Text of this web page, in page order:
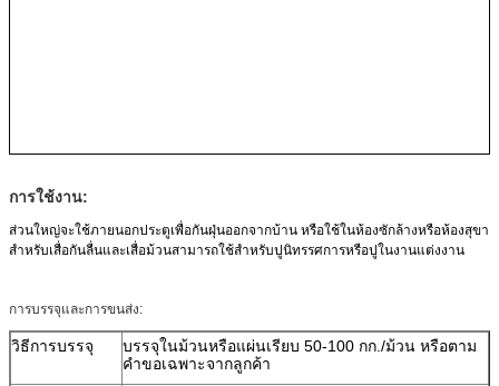
การใช้งาน:
ส่วนใหญ่จะใช้ภายนอกประตูเพื่อกันฝุ่นออกจากบ้าน หรือใช้ในห้องซักล้างหรือห้องสุขา
สำหรับเสื่อกันลื่นและเสื่อม้วนสามารถใช้สำหรับปูนิทรรศการหรือปูในงานแต่งงาน
การบรรจุและการขนส่ง:
วิธีการบรรจุ
บรรจุในม้วนหรือแผ่นเรียบ 50-100 กก./ม้วน หรือตาม
คำขอเฉพาะจากลูกค้า